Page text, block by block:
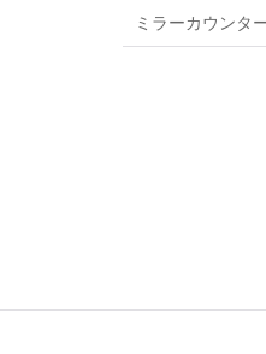
ミラーカウンタ